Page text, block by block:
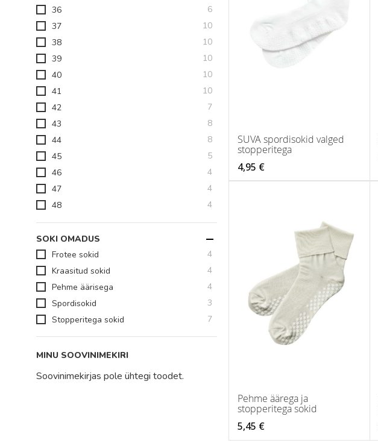
SUVA spordisokid valged
stopperitega
4,95 €
Pehme äärega ja
stopperitega sokid
5,45 €
36
6toodet
37
10toodet
38
10toodet
39
10toodet
40
10toodet
41
10toodet
42
7toodet
43
8toodet
44
8toodet
45
5toodet
46
4toodet
47
4toodet
48
4toodet
SOKI OMADUS
Frotee sokid
4toodet
Kraasitud sokid
4toodet
Pehme äärisega
4toodet
Spordisokid
3
Stopperitega sokid
7toodet
MINU SOOVINIMEKIRI
Soovinimekirjas pole ühtegi toodet.